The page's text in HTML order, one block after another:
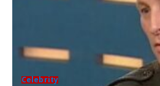
Celebrity